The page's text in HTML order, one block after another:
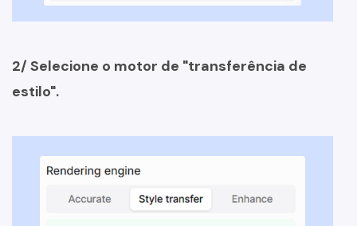
2/ Selecione o motor de "transferência de
estilo".